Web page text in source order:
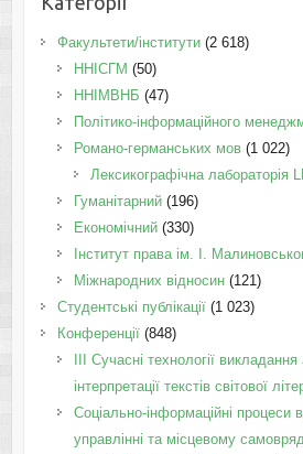
Факультети/інститути(2 618)
ННІСГМ (50)
ННІМВНБ (47)
Політико-інформаційного
Романо-германських мов(1 022)
Лексикографічна лабораторія
Гуманітарний(196)
Економічний(330)
Інститут права ім. І.
Міжнародних відносин(121)
Студентські публікації(1 023)
Конференції(848)
III Сучасні технології
інтерпретації текстів світової
Соціально-інформаційні процеси
управлінні та місцевому